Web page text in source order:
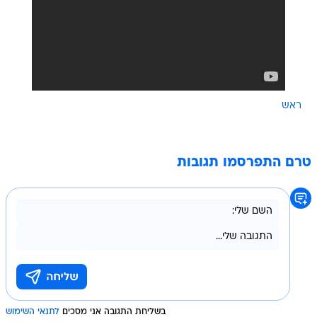
ראש
טרם התפרסמו תגובות
בשליחת התגובה אני מסכים לתנאי השימוש